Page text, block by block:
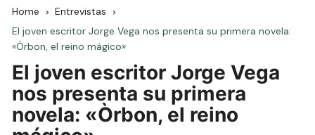
Home
Entrevistas
El joven escritor Jorge Vega nos presenta su primera novela:
«Òrbon, el reino mágico»
El joven escritor Jorge Vega
nos presenta su primera
novela: «Òrbon, el reino